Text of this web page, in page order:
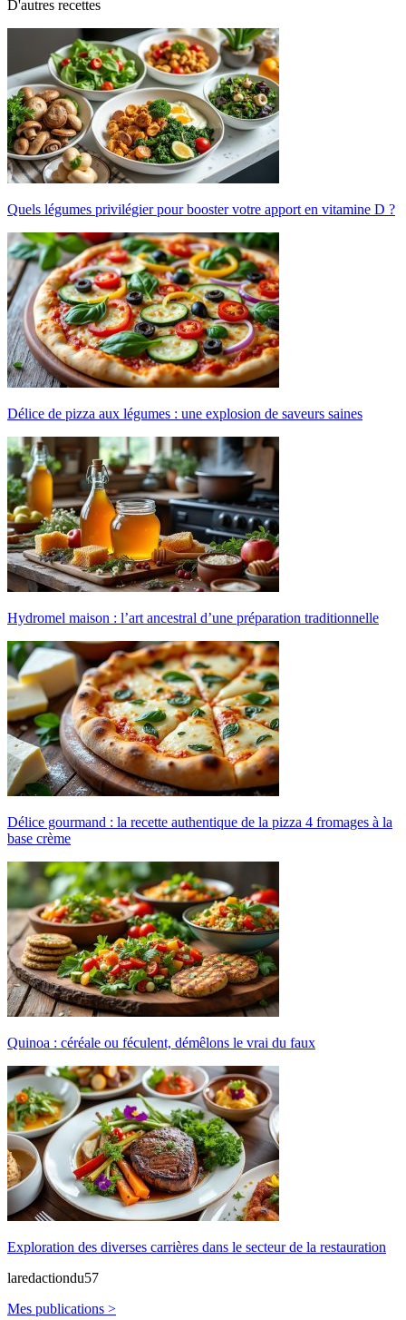
D'autres recettes
Quels légumes privilégier pour booster votre apport en vitamine D ?
Délice de pizza aux légumes : une explosion de saveurs saines
Hydromel maison : l’art ancestral d’une préparation traditionnelle
Délice gourmand : la recette authentique de la pizza 4 fromages à la
base crème
Quinoa : céréale ou féculent, démêlons le vrai du faux
Exploration des diverses carrières dans le secteur de la restauration
laredactiondu57
Mes publications >